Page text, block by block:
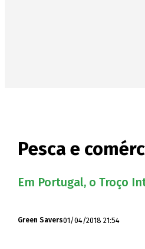
Pesca e
Em Portugal, o Troço
Green Savers01/04/2018 21:54